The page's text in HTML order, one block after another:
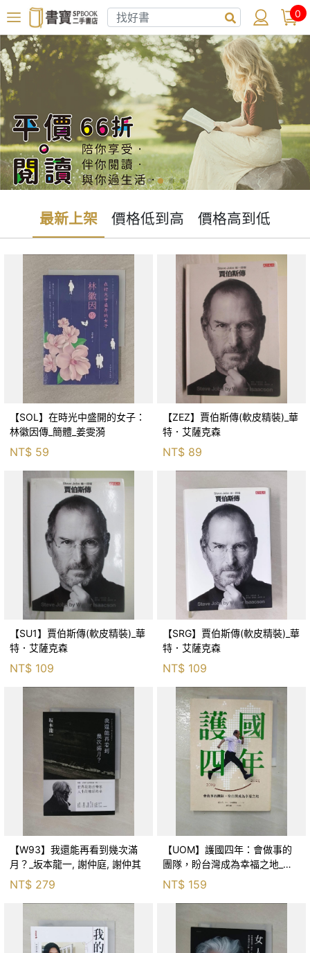
0
最新上架 價格低到高 價格高到低
【SOL】在時光中盛開的女子：
林徽因傳_簡體_姜雯漪
NT$ 59
【ZEZ】賈伯斯傳(軟皮精裝)_華
特．艾薩克森
NT$ 89
【SU1】賈伯斯傳(軟皮精裝)_華
特．艾薩克森
NT$ 109
【SRG】賈伯斯傳(軟皮精裝)_華
特．艾薩克森
NT$ 109
【W93】我還能再看到幾次滿
月？_坂本龍一, 謝仲庭, 謝仲其
NT$ 279
【UOM】護國四年：會做事的
團隊，盼台灣成為幸福之地_蘇
貞昌 feat. 行政團隊, 謝其濬
NT$ 159